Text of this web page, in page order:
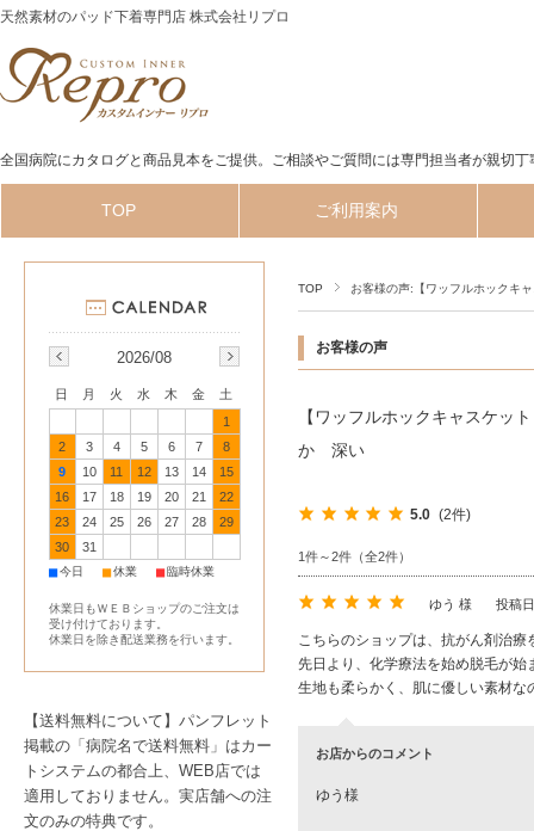
天然素材のパッド下着専門店 株式会社リプロ
全国病院にカタログと商品見本をご提供。ご相談やご質問には専門担当者が親切
TOP ご利用案内
TOP お客様の声:【ワッフルホック
お客様の声
【ワッフルホックキャスケ
か 深い
5.0 (2件)
1件～2件（全2件）
ゆう 様 投稿
こちらのショップは、抗がん剤治
先日より、化学療法を始め脱毛が
生地も柔らかく、肌に優しい素材
お店からのコメント
ゆう様
2026/08
日 月 火 水 木 金
土
1
2
3 4 5 6 7
8
9
10 11 12 13 14
15
16
17 18 19 20 21
22
23
24 25 26 27 28
29
30
31
■今日 ■休業 ■臨時休業
休業日もＷＥＢショップのご注文は
受け付けております。
休業日を除き配送業務を行います。
【送料無料について】パンフレット
掲載の「病院名で送料無料」はカー
トシステムの都合上、WEB店では
適用しておりません。実店舗への注
文のみの特典です。